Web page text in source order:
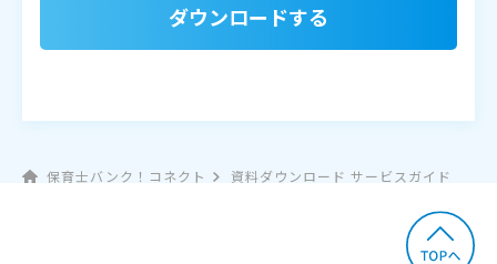
ダウンロードする
保育士バンク！コネクト 資料ダウンロード サービスガイド